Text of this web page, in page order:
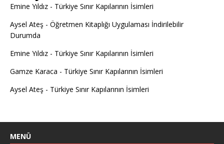
Emine Yıldız - Türkiye Sınır Kapılarının İsimleri
Aysel Ateş - Öğretmen Kitaplığı Uygulaması İndirilebilir
Durumda
Emine Yıldız - Türkiye Sınır Kapılarının İsimleri
Gamze Karaca - Türkiye Sınır Kapılarının İsimleri
Aysel Ateş - Türkiye Sınır Kapılarının İsimleri
MENÜ